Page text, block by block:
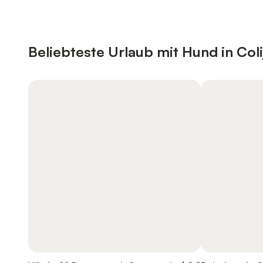
Beliebteste Urlaub mit Hund in